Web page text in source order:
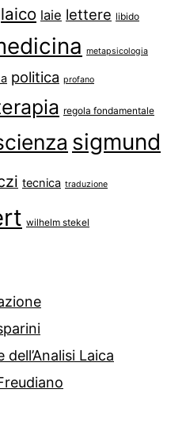
laico laie lettere libido
metapsicologia
politica profano
regola fondamentale
sigmund
tecnica traduzione
wilhelm stekel
Laica